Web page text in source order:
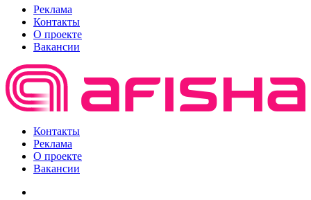
Реклама
Контакты
О проекте
Вакансии
Контакты
Реклама
О проекте
Вакансии